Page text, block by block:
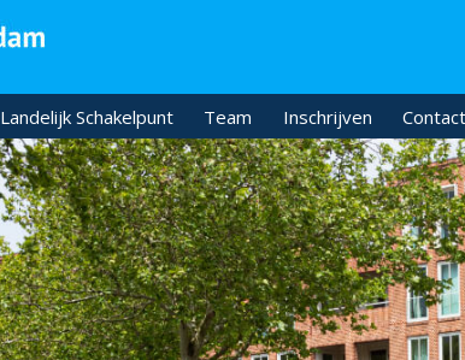
Landelijk Schakelpunt Team Inschrijven